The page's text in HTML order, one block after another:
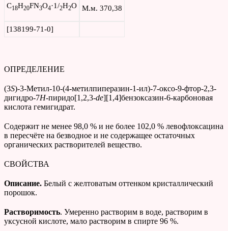
C18H20FN3O4·1/2H2O М.м. 370,38
[138199-71-0]
ОПРЕДЕЛЕНИЕ
(3S)-3-Метил-10-(4-метилпиперазин-1-ил)-7-оксо-9-фтор-2,3-
дигидро-7H-пиридо[1,2,3-de][1,4]бензоксазин-6-карбоновая
кислота гемигидрат.
Cодержит не менее 98,0 % и не более 102,0 % левофлоксацина
в пересчёте на безводное и не содержащее остаточных
органических растворителей вещество.
СВОЙСТВА
Описание. Белый с желтоватым оттенком кристаллический
порошок.
Растворимость. Умеренно растворим в воде, растворим в
уксусной кислоте, мало растворим в спирте 96 %.